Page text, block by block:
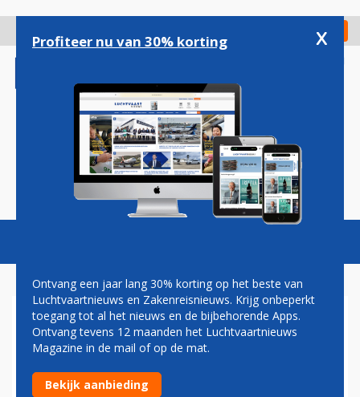
gaan
Check in
Magazine Podcasts Vacatures
KLM GAAT IN BOEINGS EXTRA
RUIMTE CREËREN VOOR
MEER BETALENDE KLANT
Profiteer nu van 30% korting x
Ontvang een jaar lang 30% korting op het beste van
Luchtvaartnieuws en Zakenreisnieuws. Krijg onbeperkt
toegang tot al het nieuws en de bijbehorende Apps.
Ontvang tevens 12 maanden het Luchtvaartnieuws
Magazine in de mail of op de mat.
Bekijk aanbieding